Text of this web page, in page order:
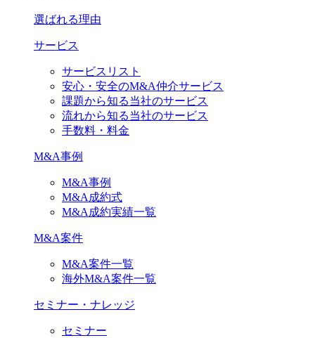
選ばれる理由
サービス
サービスリスト
安心・安全のM&A仲介サービス
課題から知る当社のサービス
流れから知る当社のサービス
手数料・料金
M&A事例
M&A事例
M&A成約式
M&A成約実績一覧
M&A案件
M&A案件一覧
海外M&A案件一覧
セミナー・ナレッジ
セミナー